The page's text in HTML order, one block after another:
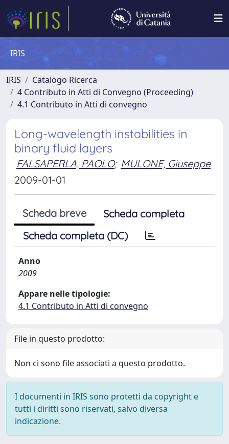
IRIS
IRIS
Catalogo Ricerca
4 Contributo in Atti di Convegno (Proceeding)
4.1 Contributo in Atti di convegno
Long-wavelength instabilities in
binary fluid layers
FALSAPERLA, PAOLO; MULONE, Giuseppe
2009-01-01
Scheda breve
Scheda completa
Scheda completa (DC)
Anno
2009
Appare nelle tipologie:
4.1 Contributo in Atti di convegno
File in questo prodotto:
Non ci sono file associati a questo prodotto.
I documenti in IRIS sono protetti da copyright e
tutti i diritti sono riservati, salvo diversa
indicazione.